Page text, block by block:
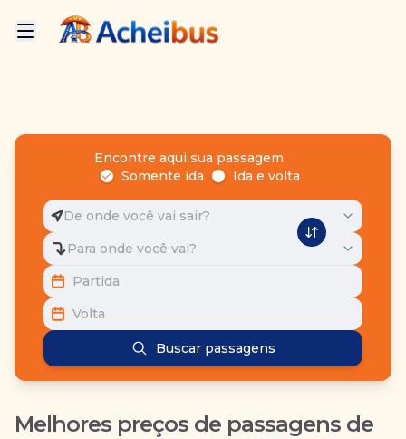
Encontre aqui sua passagem
Somente ida
Ida e volta
De onde você vai sair?
Para onde você vai?
Partida
Volta
Buscar passagens
Melhores preços de passagens de